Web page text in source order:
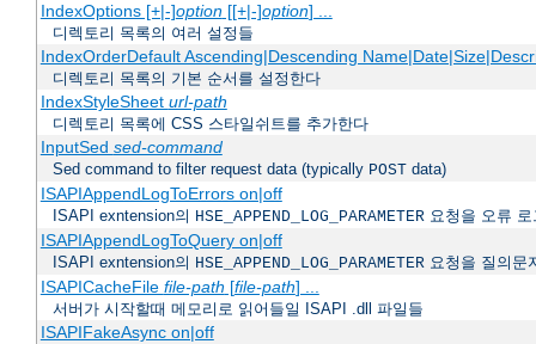
IndexOptions [+|-]option[[+|-]option] ...
디렉토리 목록의 여러 설정들
IndexOrderDefault Ascending|Descending
디렉토리 목록의 기본 순서를 설정한다
IndexStyleSheet url-path
디렉토리 목록에 CSS 스타일쉬트를 추가한다
InputSed sed-command
Sed command to filter request data (typically POST data)
ISAPIAppendLogToErrors on|off
ISAPI exntension의 HSE_APPEND_LOG_PARAMETER 요청을 오류
ISAPIAppendLogToQuery on|off
ISAPI exntension의 HSE_APPEND_LOG_PARAMETER 요청을 질의문
ISAPICacheFile file-path [file-path] ...
서버가 시작할때 메모리로 읽어들일 ISAPI .dll 파일들
ISAPIFakeAsync on|off